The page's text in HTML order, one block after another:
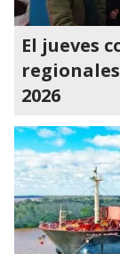
El jueves
2026